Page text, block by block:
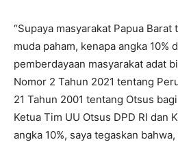
“Supaya masyarakat Papua Barat
muda paham, kenapa angka 10%
pemberdayaan masyarakat adat
Nomor 2 Tahun 2021 tentang
21 Tahun 2001 tentang Otsus
Ketua Tim UU Otsus DPD RI dan
angka 10%, saya tegaskan bahwa,